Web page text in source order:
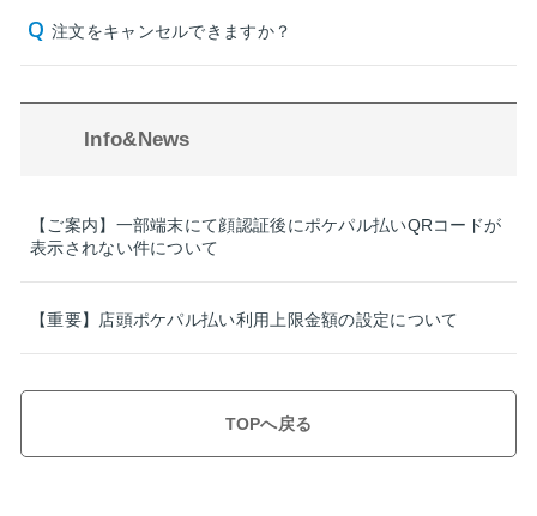
注文をキャンセルできますか？
Info&News
【ご案内】一部端末にて顔認証後にポケパル払いQRコードが
表示されない件について
【重要】店頭ポケパル払い利用上限金額の設定について
TOPへ戻る